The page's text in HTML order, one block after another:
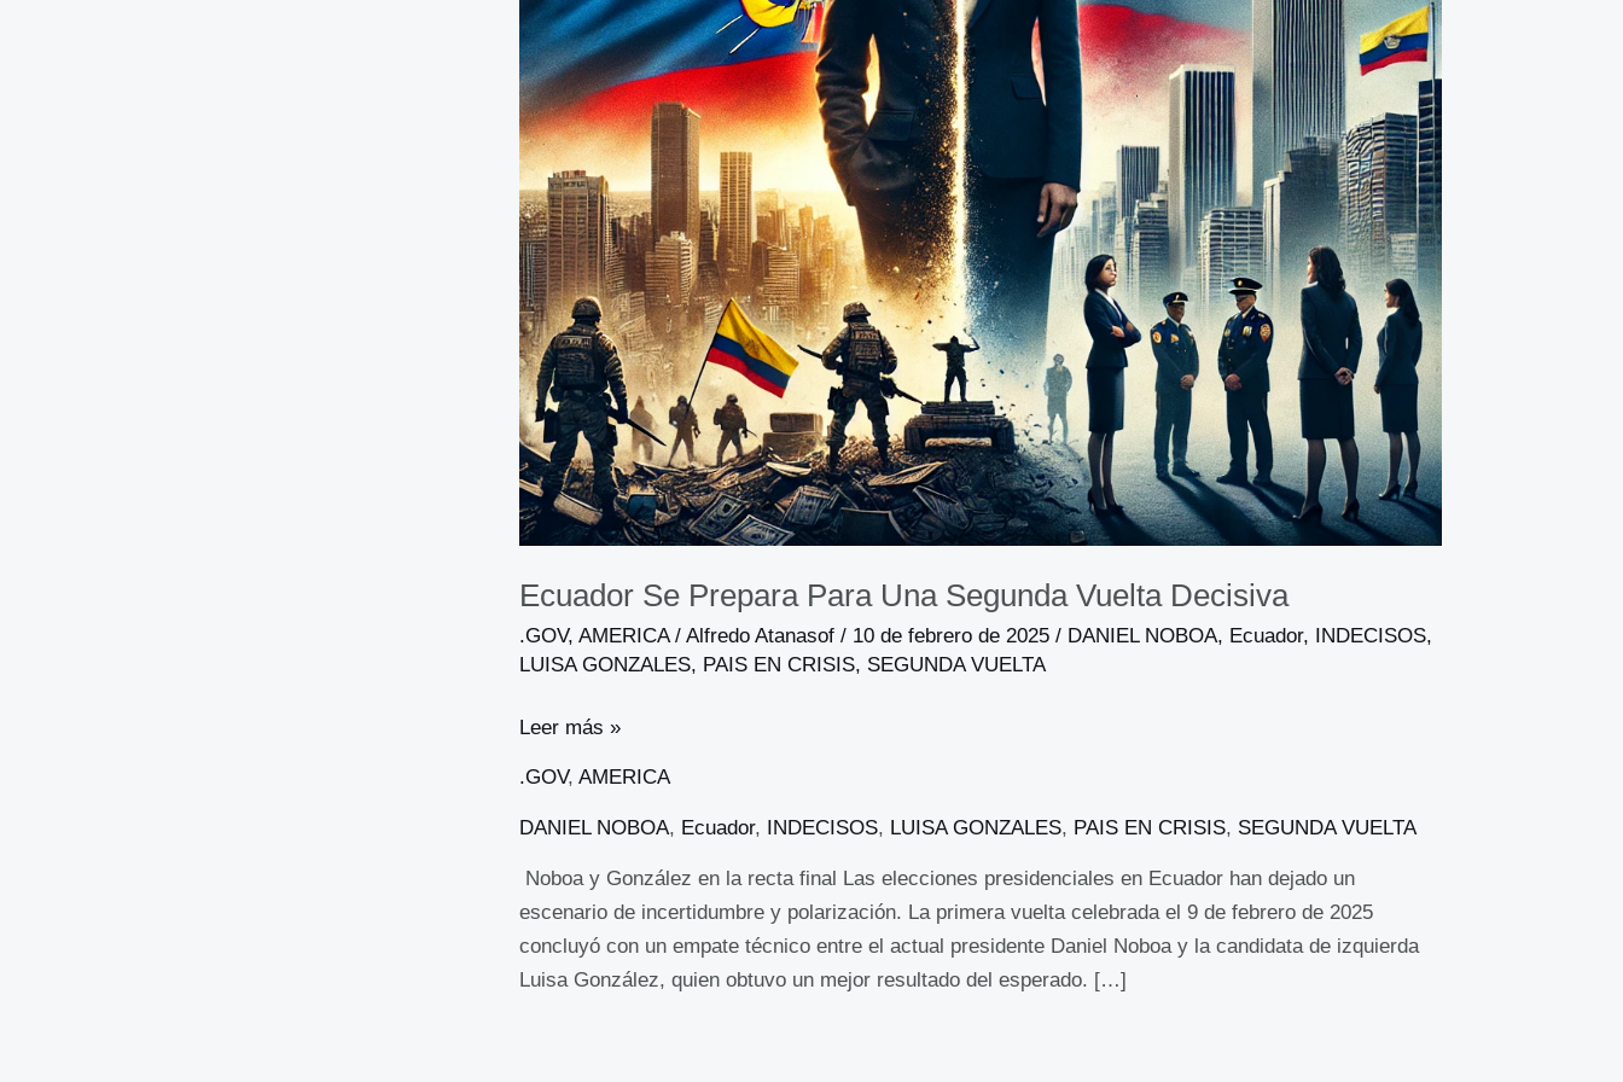
Ecuador Se Prepara Para Una Segunda Vuelta Decisiva
.GOV, AMERICA/ Alfredo Atanasof / 10 de febrero de 2025 / DANIEL NOBOA, Ecuador, INDECISOS,
LUISA GONZALES, PAIS EN CRISIS, SEGUNDA VUELTA
Leer más »
.GOV, AMERICA
DANIEL NOBOA, Ecuador, INDECISOS, LUISA GONZALES, PAIS EN CRISIS, SEGUNDA VUELTA
Noboa y González en la recta final Las elecciones presidenciales en Ecuador han dejado un
escenario de incertidumbre y polarización. La primera vuelta celebrada el 9 de febrero de 2025
concluyó con un empate técnico entre el actual presidente Daniel Noboa y la candidata de izquierda
Luisa González, quien obtuvo un mejor resultado del esperado. […]